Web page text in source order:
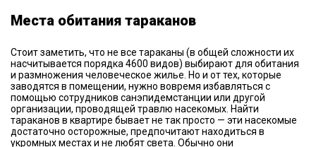
Места обитания тараканов
Стоит заметить, что не все тараканы (в общей сложности их
насчитывается порядка 4600 видов) выбирают для обитания
и размножения человеческое жилье. Но и от тех, которые
заводятся в помещении, нужно вовремя избавляться с
помощью сотрудников санэпидемстанции или другой
организации, проводящей травлю насекомых. Найти
тараканов в квартире бывает не так просто — эти насекомые
достаточно осторожные, предпочитают находиться в
укромных местах и не любят света. Обычно они